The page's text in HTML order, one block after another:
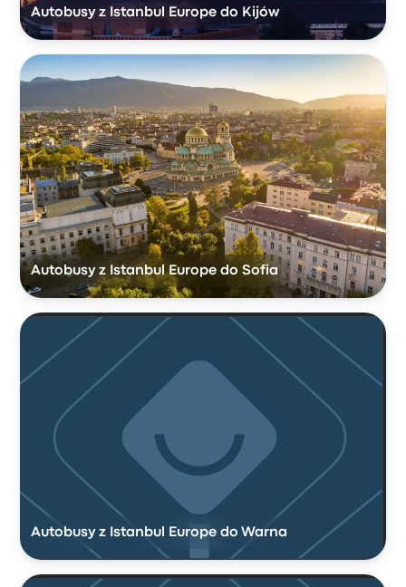
Autobusy z Istanbul Europe do Kijów
Autobusy z Istanbul Europe do Sofia
Autobusy z Istanbul Europe do Warna